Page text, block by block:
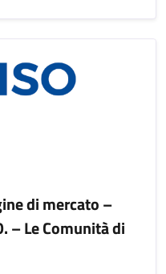
di mercato –
– Le Comunità di